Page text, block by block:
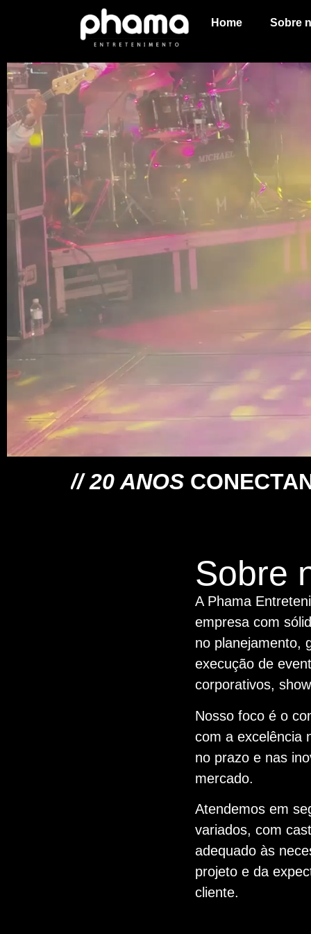
Home Sobre
// 20 ANOS
Sobre
A Phama
empresa com
no planejamento,
execução de
corporativos,
Nosso foco é o
com a excelência
no prazo e nas
mercado.
Atendemos em
variados, com
adequado às
projeto e da
cliente.